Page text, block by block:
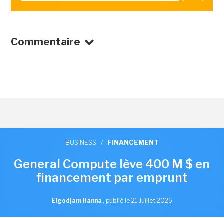
Commentaire
BUSINESS / FINANCEMENT
General Compute lève 400 M $ en
financement par emprunt
Elgodjam Hanna , publié le 21 Juillet 2026